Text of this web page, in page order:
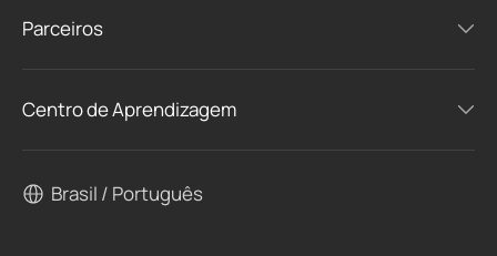
Parceiros
Centro de Aprendizagem
Brasil / Português